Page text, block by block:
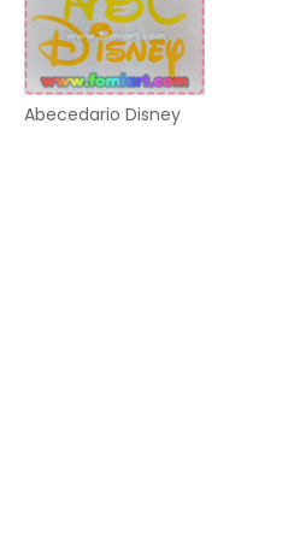
Abecedario Disney